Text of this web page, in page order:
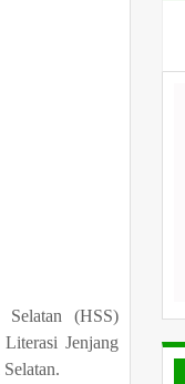
(HSS)
Jenjang